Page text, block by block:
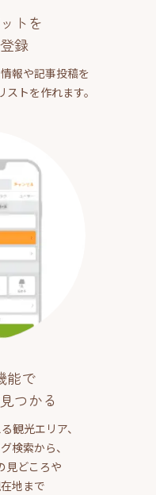
トを
録
報や記事投稿を
トを作れます。
能で
つかる
観光エリア、
検索から、
見どころや
地まで